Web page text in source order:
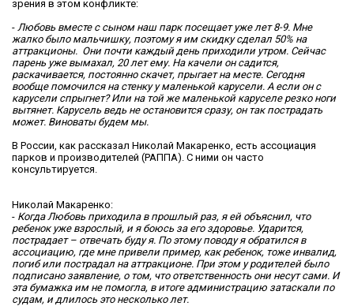
зрения в этом конфликте:
- Любовь вместе с сыном наш парк посещает уже лет 8-9. Мне
жалко было мальчишку, поэтому я им скидку сделал 50% на
аттракционы. Они почти каждый день приходили утром. Сейчас
парень уже вымахал, 20 лет ему. На качели он садится,
раскачивается, постоянно скачет, прыгает на месте. Сегодня
вообще помочился на стенку у маленькой карусели. А если он с
карусели спрыгнет? Или на той же маленькой каруселе резко ноги
вытянет. Карусель ведь не остановится сразу, он так пострадать
может. Виноваты будем мы.
В России, как рассказал Николай Макаренко, есть ассоциация
парков и производителей (РАППА). С ними он часто
консультируется.
Николай Макаренко:
- Когда Любовь приходила в прошлый раз, я ей объяснил, что
ребенок уже взрослый, и я боюсь за его здоровье. Ударится,
пострадает – отвечать буду я. По этому поводу я обратился в
ассоциацию, где мне привели пример, как ребенок, тоже инвалид,
погиб или пострадал на аттракционе. При этом у родителей было
подписано заявление, о том, что ответственность они несут сами. И
эта бумажка им не помогла, в итоге администрацию затаскали по
судам, и длилось это несколько лет.